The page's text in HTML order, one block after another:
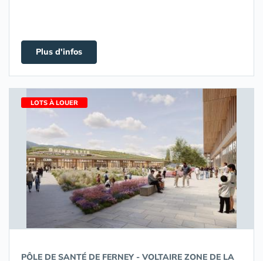
Plus d'infos
LOTS À LOUER
PÔLE DE SANTÉ DE FERNEY - VOLTAIRE ZONE DE LA